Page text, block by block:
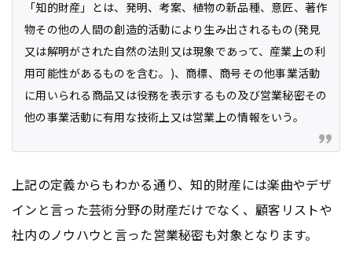
「知的財産」とは、発明、考案、植物の新品種、意匠、著作
物その他の人間の創造的活動により生み出されるもの(発見
又は解明がされた自然の法則又は現象であって、産業上の利
用可能性があるものを含む。)、商標、商号その他事業活動
に用いられる商品又は役務を表示するもの及び営業秘密その
他の事業活動に有用な技術上又は営業上の情報をいう。
上記の定義からもわかる通り、知的財産には楽曲やデザ
インと言った芸術分野の財産だけでなく、顧客リストや
社内のノウハウと言った営業秘密も対象となります。